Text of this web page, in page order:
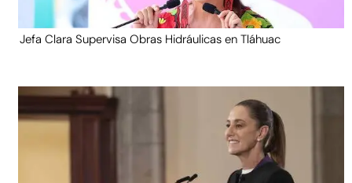
Jefa Clara Supervisa Obras Hidráulicas en Tláhuac